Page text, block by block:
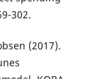
302.
(2017).